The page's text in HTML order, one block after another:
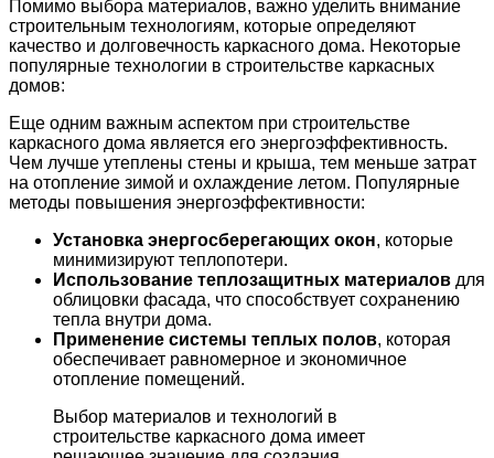
Помимо выбора материалов, важно уделить внимание
строительным технологиям, которые определяют
качество и долговечность каркасного дома. Некоторые
популярные технологии в строительстве каркасных
домов:
Еще одним важным аспектом при строительстве
каркасного дома является его энергоэффективность.
Чем лучше утеплены стены и крыша, тем меньше затрат
на отопление зимой и охлаждение летом. Популярные
методы повышения энергоэффективности:
Установка энергосберегающих окон, которые
минимизируют теплопотери.
Использование теплозащитных материалов для
облицовки фасада, что способствует сохранению
тепла внутри дома.
Применение системы теплых полов, которая
обеспечивает равномерное и экономичное
отопление помещений.
Выбор материалов и технологий в
строительстве каркасного дома имеет